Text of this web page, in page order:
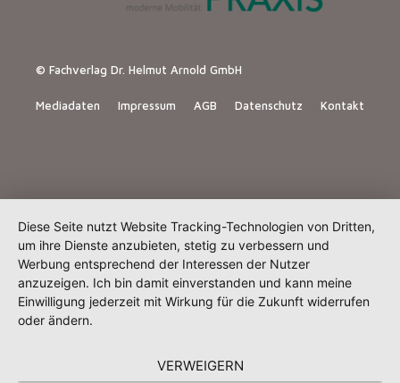
© Fachverlag Dr. Helmut Arnold GmbH
Mediadaten Impressum AGB Datenschutz Kontakt
Diese Seite nutzt Website Tracking-Technologien von Dritten,
um ihre Dienste anzubieten, stetig zu verbessern und
Werbung entsprechend der Interessen der Nutzer
anzuzeigen. Ich bin damit einverstanden und kann meine
Einwilligung jederzeit mit Wirkung für die Zukunft widerrufen
oder ändern.
VERWEIGERN